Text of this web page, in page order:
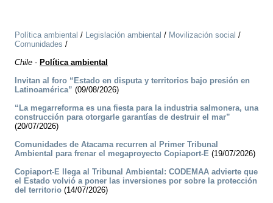
Política ambiental / Legislación ambiental / Movilización social /
Comunidades /
Chile - Política ambiental
Invitan al foro “Estado en disputa y territorios bajo presión en
Latinoamérica” (09/08/2026)
“La megarreforma es una fiesta para la industria salmonera, una
construcción para otorgarle garantías de destruir el mar”
(20/07/2026)
Comunidades de Atacama recurren al Primer Tribunal
Ambiental para frenar el megaproyecto Copiaport-E (19/07/2026)
Copiaport-E llega al Tribunal Ambiental: CODEMAA advierte que
el Estado volvió a poner las inversiones por sobre la protección
del territorio (14/07/2026)